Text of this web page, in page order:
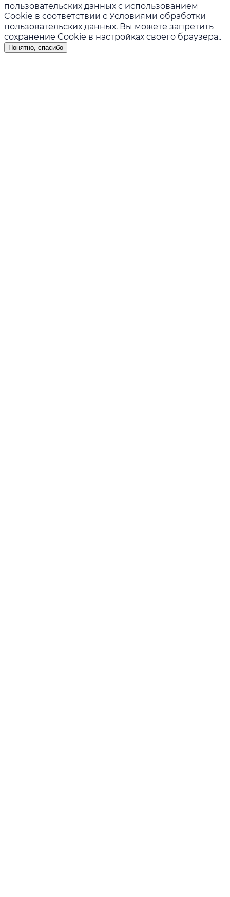
пользовательских данных с использованием
Cookie в соответствии с Условиями обработки
пользовательских данных. Вы можете запретить
сохранение Cookie в настройках своего браузера..
Понятно, спасибо